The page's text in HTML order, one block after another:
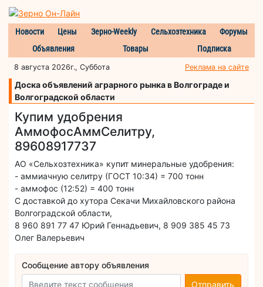
Новости Цены Зерно-Weekly Сельхозтехника
Форумы
Объявления
Товары Подписка
8 августа 2026г., Суббота Реклама на сайте
Доска объявлений аграрного рынка в Волгограде и
Волгоградской области
Купим удобрения
АммофосАммСелитру,
89608917737
АО «Сельхозтехника» купит минеральные удобрения:
- аммиачную селитру (ГОСТ 10:34) = 700 тонн
- аммофос (12:52) = 400 тонн
С доставкой до хутора Секачи Михайловского района
Волгоградской области,
8 960 891 77 47 Юрий Геннадьевич, 8 909 385 45 73
Олег Валерьевич
Сообщение автору объявления
Отправить